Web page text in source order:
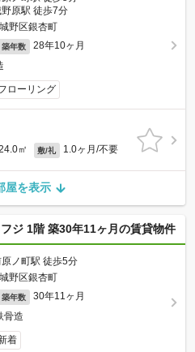
野原駅 徒歩7分
野区銀杏町
築年数 28年10ヶ月
ローリング
㎡ 敷/礼 1.0ヶ月/不要
屋を表示
ジ 1階 築30年11ヶ月の賃貸物件
原ノ町駅 徒歩5分
野区銀杏町
築年数 30年11ヶ月
骨造
着